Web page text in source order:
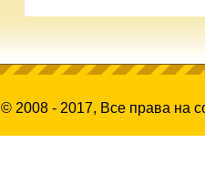
© 2008 - 2017, Все права на